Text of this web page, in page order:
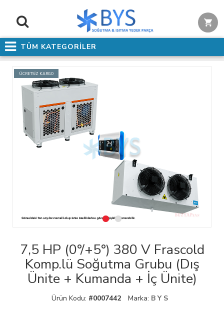
TÜM KATEGORİLER
ÜCRETSİZ KARGO
7,5 HP (0°/+5°) 380 V Frascold
Komp.lü Soğutma Grubu (Dış
Ünite + Kumanda + İç Ünite)
Ürün Kodu: #0007442 Marka: B Y S